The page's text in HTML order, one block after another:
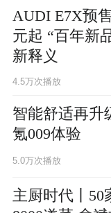
AUDI E7X预
元起 “百年新
新释义
4.5万次播放
智能舒适再升
氪009体验
5.0万次播放
主厨时代丨50